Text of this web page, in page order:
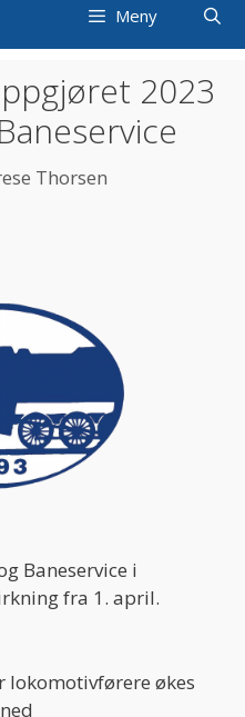
Meny
2023
Thorsen
Baneservice i
fra 1. april.
lokomotivførere økes